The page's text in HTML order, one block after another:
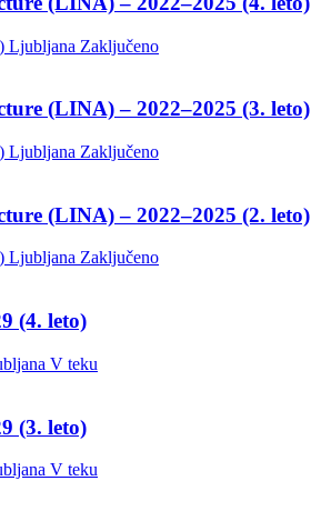
Ljubljana Zaključeno
(LINA) – 2022–2025 (3. leto)
Ljubljana Zaključeno
(LINA) – 2022–2025 (2. leto)
Ljubljana Zaključeno
(4. leto)
V teku
(3. leto)
V teku